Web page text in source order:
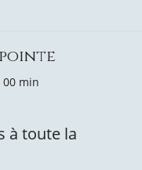
00 min
à toute la